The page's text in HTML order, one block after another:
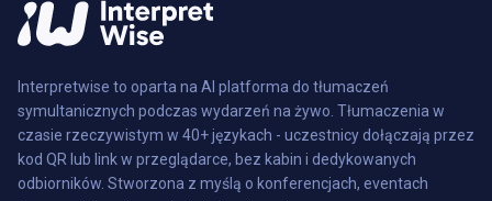
Interpretwise to oparta na AI platforma do tłumaczeń
symultanicznych podczas wydarzeń na żywo. Tłumaczenia w
czasie rzeczywistym w 40+ językach - uczestnicy dołączają przez
kod QR lub link w przeglądarce, bez kabin i dedykowanych
odbiorników. Stworzona z myślą o konferencjach, eventach